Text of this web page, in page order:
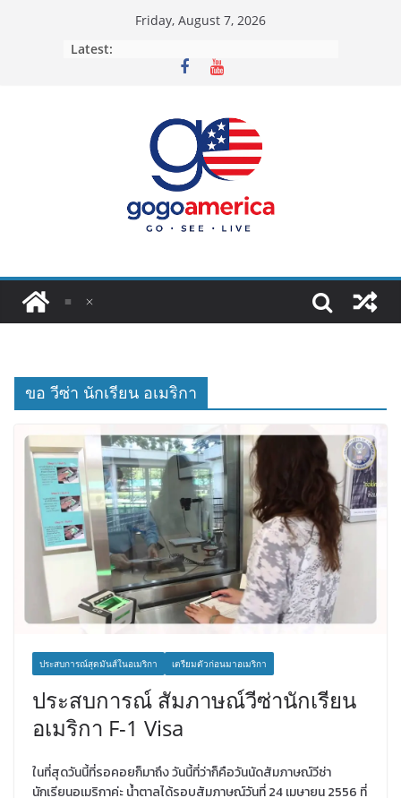
Friday, August 7, 2026
Latest:
ขอ วีซ่า นักเรียน อเมริกา
ประสบการณ์สุดมันส์ในอเมริกา เตรียมตัวก่อนมาอเมริกา
ประสบการณ์ สัมภาษณ์วีซ่านักเรียน
อเมริกา F-1 Visa
ในที่สุดวันนี้ที่รอคอยก็มาถึง วันนี้ที่ว่าก็คือวันนัดสัมภาษณ์วีซ่า
นักเรียนอเมริกาค่ะ น้ำตาลได้รอบสัมภาษณ์วันที่ 24 เมษายน 2556 ที่